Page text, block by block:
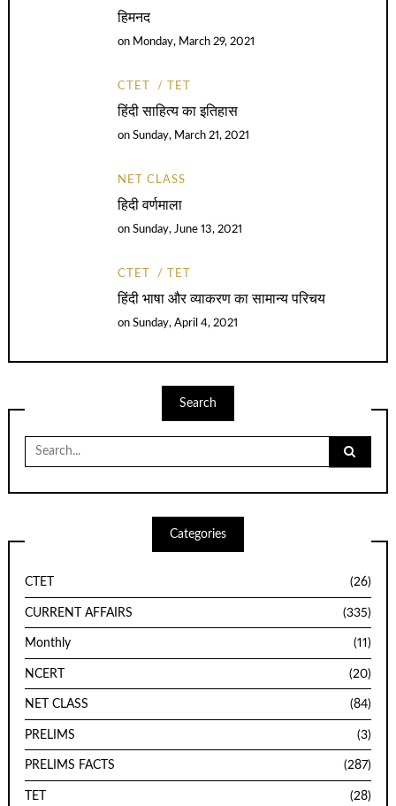
हिमनद
on Monday, March 29, 2021
CTET TET
हिंदी साहित्य का इतिहास
onSunday, March 21, 2021
NET CLASS
हिदी वर्णमाला
onSunday, June 13, 2021
CTET TET
हिंदी भाषा और व्याकरण का सामान्य परिचय
onSunday, April 4, 2021
Search
Search
for:
Categories
CTET (26)
CURRENT AFFAIRS (335)
Monthly (11)
NCERT (20)
NET CLASS (84)
PRELIMS (3)
PRELIMS FACTS (287)
TET (28)